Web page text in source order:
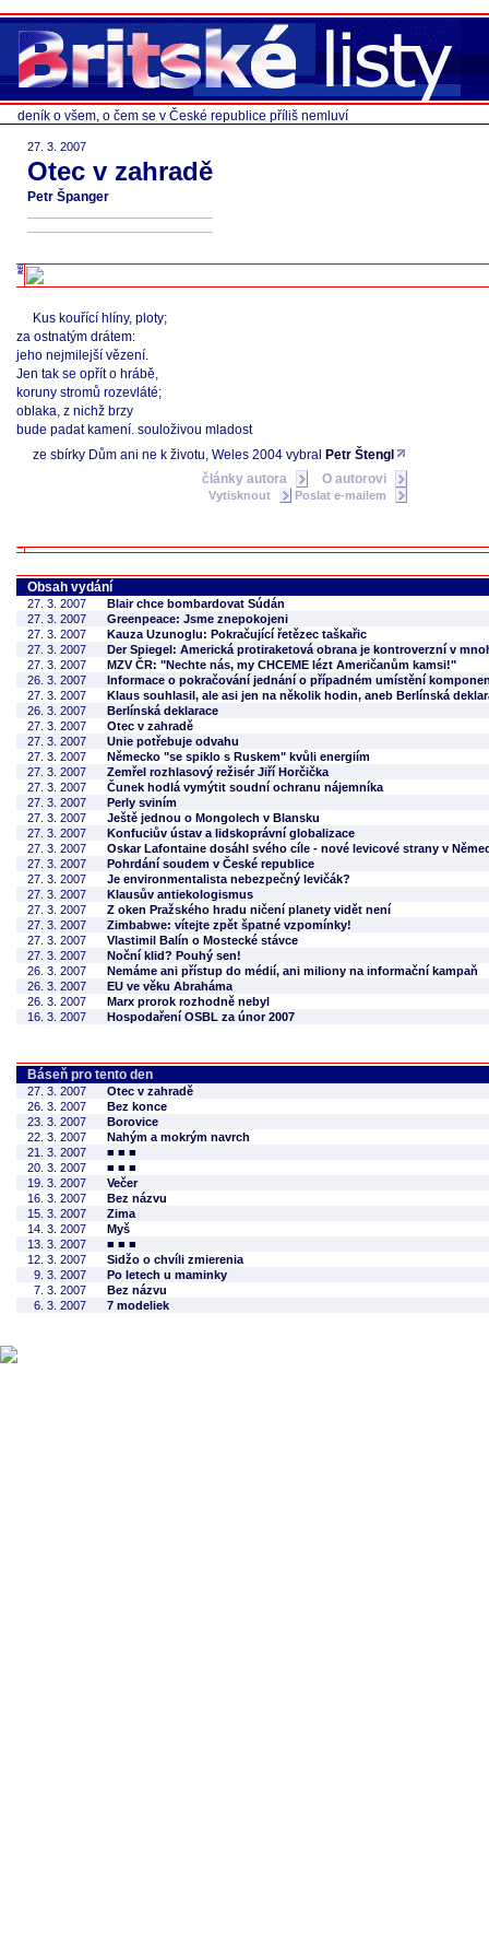
deník o všem, o čem se v České republice příliš nemluví
27. 3. 2007
Otec v zahradě
Petr Španger
Kus kouřící hlíny, ploty;
za ostnatým drátem:
jeho nejmilejší vězení.
Jen tak se opřít o hrábě,
koruny stromů rozevláté;
oblaka, z nichž brzy
bude padat kamení. souloživou mladost
ze sbírky Dům ani ne k životu, Weles 2004 vybral Petr Štengl
články autora
O autorovi
Vytisknout Poslat e-mailem
Obsah vydání
27. 3. 2007
Blair chce bombardovat Súdán
27. 3. 2007
Greenpeace: Jsme znepokojeni
27. 3. 2007
Kauza Uzunoglu: Pokračující řetězec taškařic
27. 3. 2007
Der Spiegel: Americká protiraketová obrana je kontroverzní v
27. 3. 2007
MZV ČR: "Nechte nás, my CHCEME lézt Američanům kamsi!"
26. 3. 2007
Informace o pokračování jednání o případném umístění
27. 3. 2007
Klaus souhlasil, ale asi jen na několik hodin, aneb Berlínská
26. 3. 2007
Berlínská deklarace
27. 3. 2007
Otec v zahradě
27. 3. 2007
Unie potřebuje odvahu
27. 3. 2007
Německo "se spiklo s Ruskem" kvůli energiím
27. 3. 2007
Zemřel rozhlasový režisér Jiří Horčička
27. 3. 2007
Čunek hodlá vymýtit soudní ochranu nájemníka
27. 3. 2007
Perly sviním
27. 3. 2007
Ještě jednou o Mongolech v Blansku
27. 3. 2007
Konfuciův ústav a lidskoprávní globalizace
27. 3. 2007
Oskar Lafontaine dosáhl svého cíle - nové levicové strany v
27. 3. 2007
Pohrdání soudem v České republice
27. 3. 2007
Je environmentalista nebezpečný levičák?
27. 3. 2007
Klausův antiekologismus
27. 3. 2007
Z oken Pražského hradu ničení planety vidět není
27. 3. 2007
Zimbabwe: vítejte zpět špatné vzpomínky!
27. 3. 2007
Vlastimil Balín o Mostecké stávce
27. 3. 2007
Noční klid? Pouhý sen!
26. 3. 2007
Nemáme ani přístup do médií, ani miliony na informační kampaň
26. 3. 2007
EU ve věku Abraháma
26. 3. 2007
Marx prorok rozhodně nebyl
16. 3. 2007
Hospodaření OSBL za únor 2007
Báseň pro tento den
27. 3. 2007
Otec v zahradě
26. 3. 2007
Bez konce
23. 3. 2007
Borovice
22. 3. 2007
Nahým a mokrým navrch
21. 3. 2007
■ ■ ■
20. 3. 2007
■ ■ ■
19. 3. 2007
Večer
16. 3. 2007
Bez názvu
15. 3. 2007
Zima
14. 3. 2007
Myš
13. 3. 2007
■ ■ ■
12. 3. 2007
Sidžo o chvíli zmierenia
9. 3. 2007
Po letech u maminky
7. 3. 2007
Bez názvu
6. 3. 2007
7 modeliek